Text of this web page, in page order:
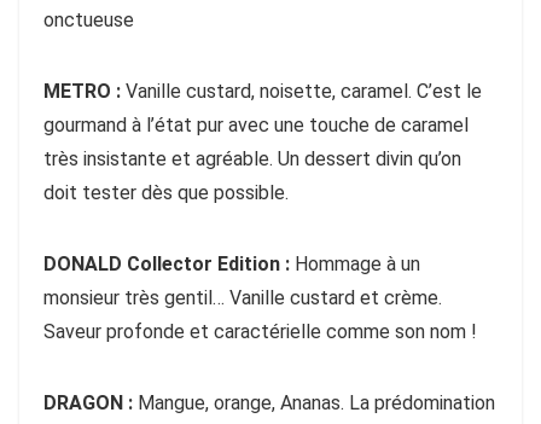
onctueuse
METRO : Vanille custard, noisette, caramel. C’est le
gourmand à l’état pur avec une touche de caramel
très insistante et agréable. Un dessert divin qu’on
doit tester dès que possible.
DONALD Collector Edition : Hommage à un
monsieur très gentil… Vanille custard et crème.
Saveur profonde et caractérielle comme son nom !
DRAGON : Mangue, orange, Ananas. La prédomination